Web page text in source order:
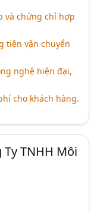
và chứng chỉ hợp
tiện vận chuyển
nghệ hiện đại,
cho khách hàng.
Ty TNHH Môi